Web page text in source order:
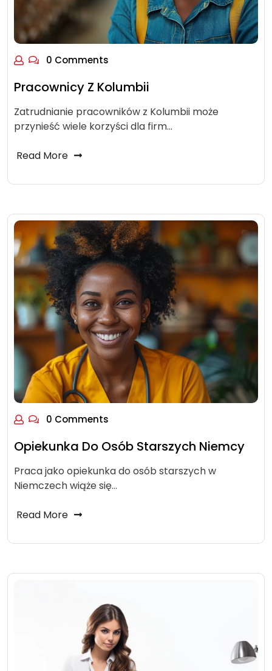
0 Comments
Pracownicy Z Kolumbii
Zatrudnianie pracowników z Kolumbii może
przynieść wiele korzyści dla firm…
Read More
0 Comments
Opiekunka Do Osób Starszych Niemcy
Praca jako opiekunka do osób starszych w
Niemczech wiąże się…
Read More